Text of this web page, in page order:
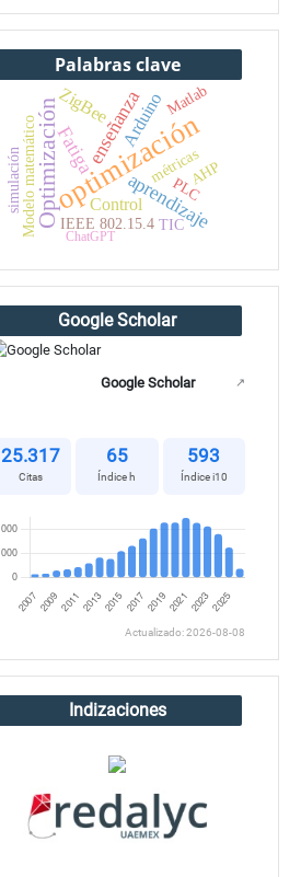
Palabras clave
optimización
OptimizaciónFatigaenseñanza
aprendizaje
Arduino
ZigBee
Control
métricas
Modelo matemático IEEE 802.15.4 TIC
PLC
simulación AHP
Matlab
ChatGPT
Google Scholar
Google Scholar ↗
25.317
Citas
65
Índice h
593
Índice i10
Actualizado: 2026-08-08
Indizaciones